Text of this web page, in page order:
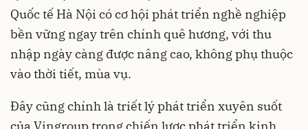
Quốc tế Hà Nội có cơ hội phát triển nghề nghiệp
bền vững ngay trên chính quê hương, với thu
nhập ngày càng được nâng cao, không phụ thuộc
vào thời tiết, mùa vụ.
Đây cũng chính là triết lý phát triển xuyên suốt